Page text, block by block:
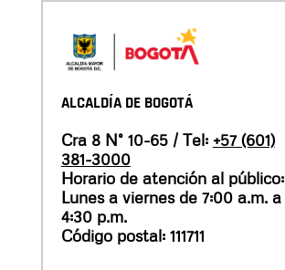
ALCALDÍA DE BOGOTÁ
Cra 8 N° 10-65 / Tel: +57 (601)
381-3000
Horario de atención al público:
Lunes a viernes de 7:00 a.m. a
4:30 p.m.
Código postal: 111711